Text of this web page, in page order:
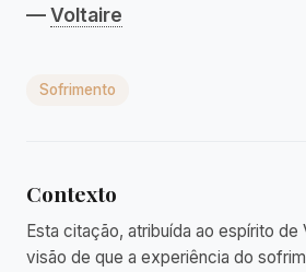
—Voltaire
Sofrimento
Contexto
Esta citação, atribuída ao espírito de
visão de que a experiência do